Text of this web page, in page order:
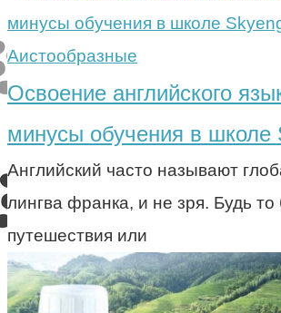
Аистообразные
Освоение английского
минусы обучения в школе
Английский часто называют
лингва франка, и не зря. Будь то
путешествия или